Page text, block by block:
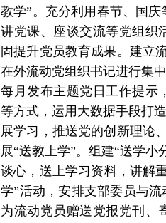
教学”。充分利用春节、国庆
讲党课、座谈交流等党组织
固提升党员教育成果。建立
在外流动党组织书记进行集
每月发布主题党日工作提示
等方式，运用大数据手段打
展学习，推送党的创新理论
展“送教上学”。组建“送学
谈心，送上学习资料，讲解
学”活动，安排支部委员与
为流动党员赠送党报党刊、